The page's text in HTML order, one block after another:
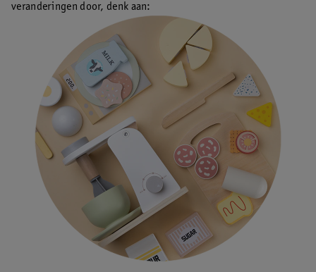
veranderingen door, denk aan: